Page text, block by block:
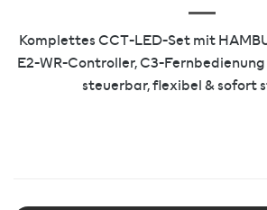
Komplettes CCT-LED-Set mit
E2-WR-Controller, C3-
steuerbar, flexibel & sofort